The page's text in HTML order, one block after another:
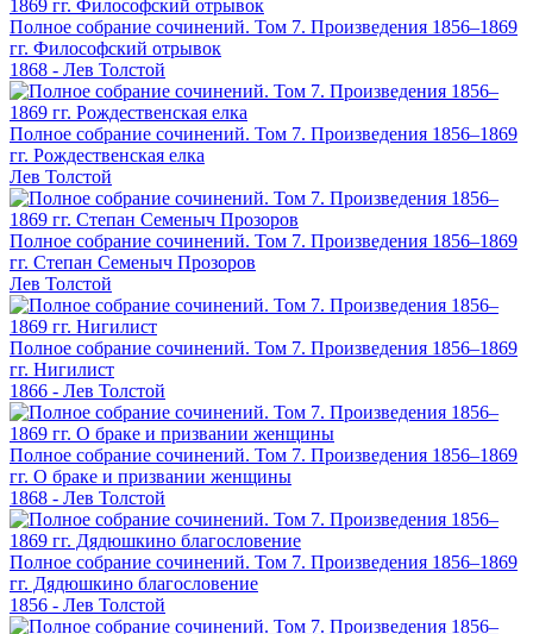
Полное собрание сочинений. Том 7. Произведения 1856–1869
гг. Философский отрывок
1868 - Лев Толстой
Полное собрание сочинений. Том 7. Произведения 1856–1869
гг. Рождественская елка
Лев Толстой
Полное собрание сочинений. Том 7. Произведения 1856–1869
гг. Степан Семеныч Прозоров
Лев Толстой
Полное собрание сочинений. Том 7. Произведения 1856–1869
гг. Нигилист
1866 - Лев Толстой
Полное собрание сочинений. Том 7. Произведения 1856–1869
гг. О браке и призвании женщины
1868 - Лев Толстой
Полное собрание сочинений. Том 7. Произведения 1856–1869
гг. Дядюшкино благословение
1856 - Лев Толстой